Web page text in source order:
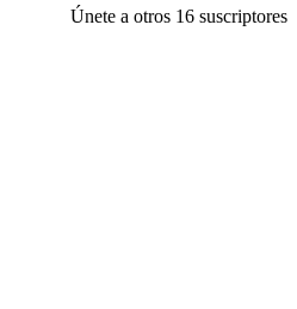
Únete a otros 16 suscriptores